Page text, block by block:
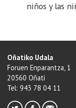
niños y las
Oñatiko Udala
Foruen Enparantza, 1
20560 Oñati
Tel: 943 78 04 11